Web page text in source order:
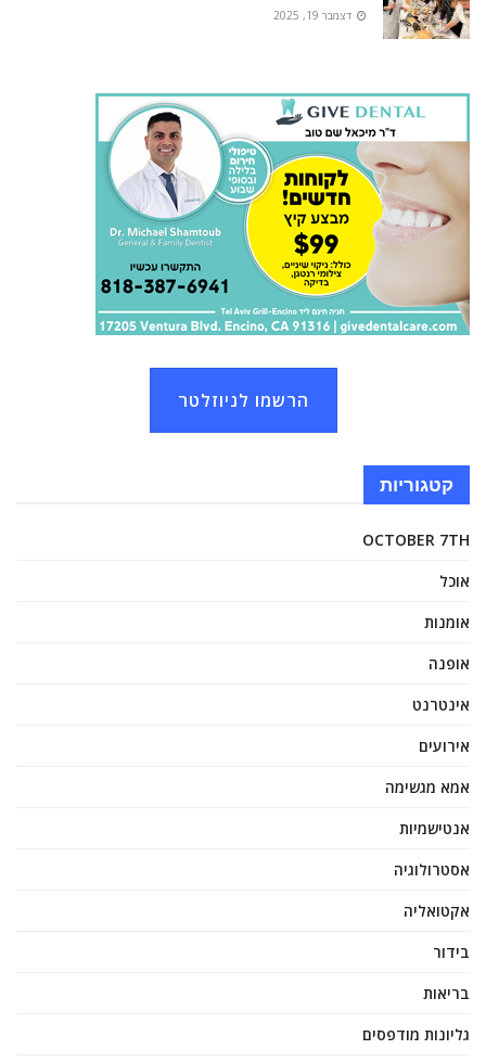
דצמבר 19, 2025
הרשמו לניוזלטר
קטגוריות
OCTOBER 7TH
אוכל
אומנות
אופנה
אינטרנט
אירועים
אמא מגשימה
אנטישמיות
אסטרולוגיה
אקטואליה
בידור
בריאות
גליונות מודפסים